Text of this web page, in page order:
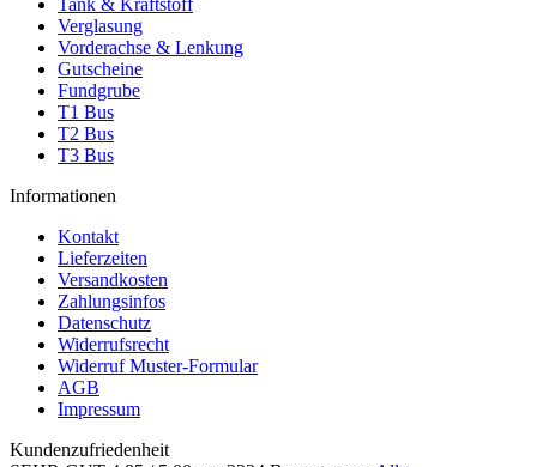
Tank & Kraftstoff
Verglasung
Vorderachse & Lenkung
Gutscheine
Fundgrube
T1 Bus
T2 Bus
T3 Bus
Informationen
Kontakt
Lieferzeiten
Versandkosten
Zahlungsinfos
Datenschutz
Widerrufsrecht
Widerruf Muster-Formular
AGB
Impressum
Kundenzufriedenheit